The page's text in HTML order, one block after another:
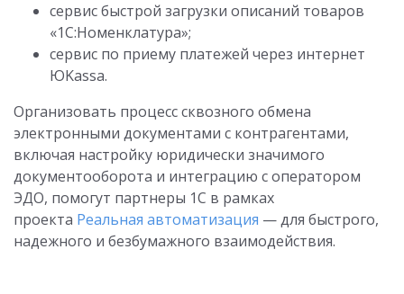
сервис быстрой загрузки описаний товаров
«1С:Номенклатура»;
сервис по приему платежей через интернет
ЮKassa.
Организовать процесс сквозного обмена
электронными документами с контрагентами,
включая настройку юридически значимого
документооборота и интеграцию с оператором
ЭДО, помогут партнеры 1С в рамках
проекта Реальная автоматизация — для быстрого,
надежного и безбумажного взаимодействия.